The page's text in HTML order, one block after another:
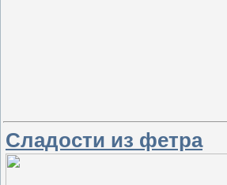
Сладости из фетра